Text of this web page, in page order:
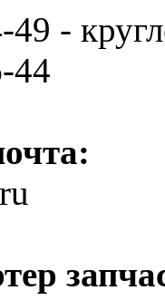
-
44